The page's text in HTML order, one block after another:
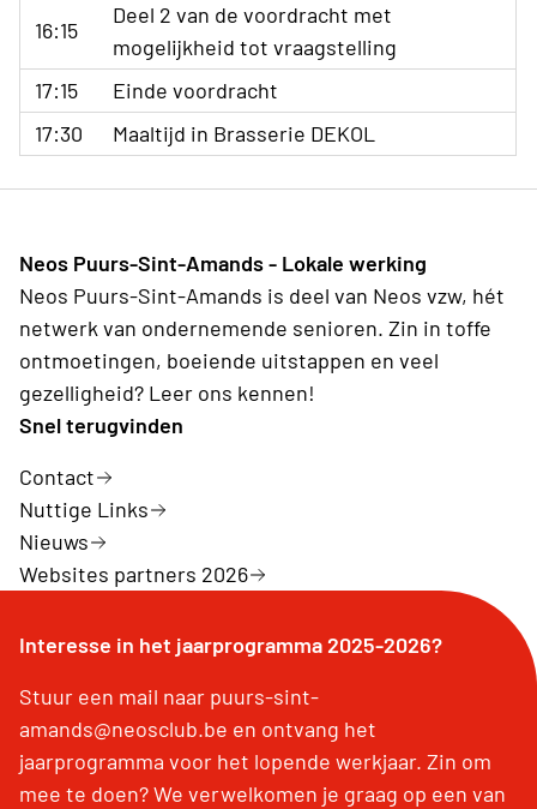
16:15
Deel 2 van de voordracht met
mogelijkheid tot vraagstelling
17:15
Einde voordracht
17:30
Maaltijd in Brasserie DEKOL
Neos Puurs-Sint-Amands - Lokale werking
Neos Puurs-Sint-Amands is deel van Neos vzw, hét
netwerk van ondernemende senioren. Zin in toffe
ontmoetingen, boeiende uitstappen en veel
gezelligheid? Leer ons kennen!
Snel terugvinden
Contact
Nuttige Links
Nieuws
Websites partners 2026
Interesse in het jaarprogramma 2025-2026?
Stuur een mail naar puurs-sint-
amands@neosclub.be en ontvang het
jaarprogramma voor het lopende werkjaar. Zin om
mee te doen? We verwelkomen je graag op een van